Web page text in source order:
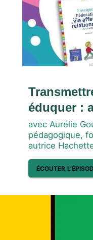
éduquer :
avec Aurélie
pédagogique,
autrice
ÉCOUTER